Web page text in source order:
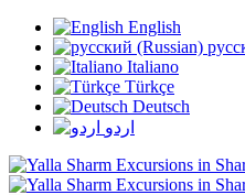
English
Italiano
Türkçe
Deutsch
اردو